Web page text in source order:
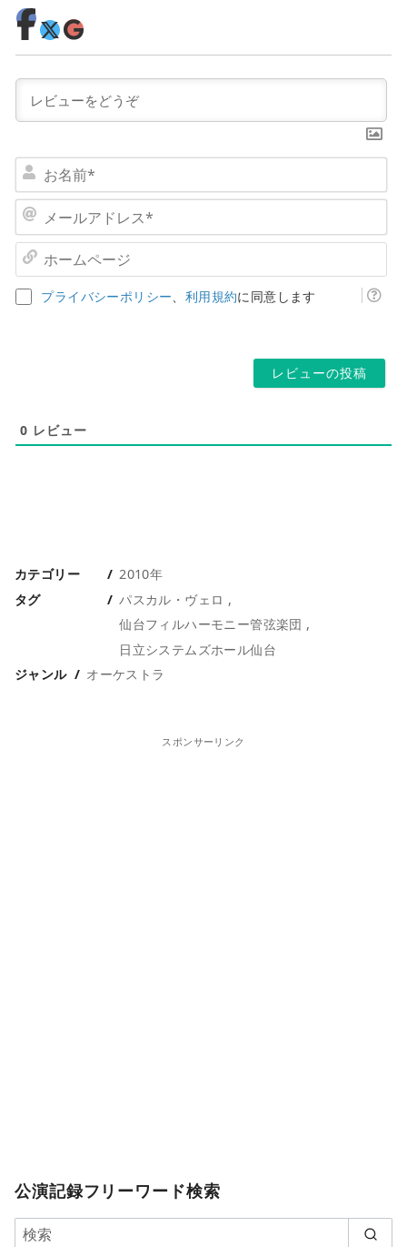
名
ー
ア
ー
プライバシーポリシー、 利用規約に同意します
0 レビュー
カテゴリー
2010年
タグ
パスカル・ヴェロ
仙台フィルハーモニー管弦楽団
日立システムズホール仙台
ジャンル
オーケストラ
スポンサーリンク
公演記録フリーワード検索